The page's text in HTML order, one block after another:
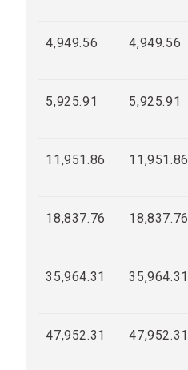
4,949.56 4,949.56
5,925.91 5,925.91
11,951.86 11,951.86
18,837.76 18,837.76
35,964.31 35,964.31
47,952.31 47,952.31